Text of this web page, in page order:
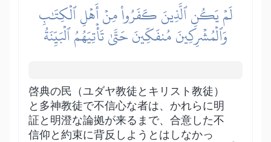
لَمۡ يَكُنِ ٱلَّذِينَ كَفَرُواْ مِنۡ أَهۡلِ ٱلۡكِتَٰبِ
وَٱلۡمُشۡرِكِينَ مُنفَكِّينَ حَتَّىٰ تَأۡتِيَهُمُ ٱلۡبَيِّنَةُ
啓典の民（ユダヤ教徒とキリスト教徒）
と多神教徒で不信心な者は、かれらに明
証と明澄な論拠が来るまで、合意した不
信仰と約束に背反しようとはしなかっ